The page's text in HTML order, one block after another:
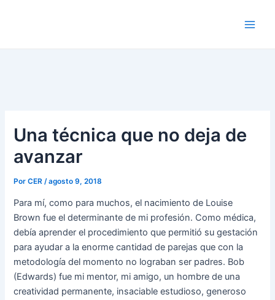
Una técnica que no deja de
avanzar
PorCER/agosto 9, 2018
Para mí, como para muchos, el nacimiento de Louise
Brown fue el determinante de mi profesión. Como médica,
debía aprender el procedimiento que permitió su gestación
para ayudar a la enorme cantidad de parejas que con la
metodología del momento no lograban ser padres. Bob
(Edwards) fue mi mentor, mi amigo, un hombre de una
creatividad permanente, insaciable estudioso, generoso